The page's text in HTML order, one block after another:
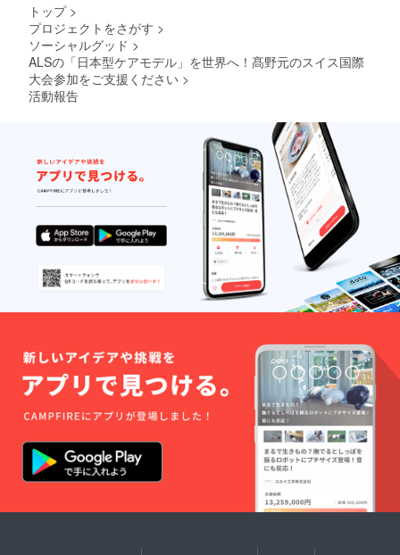
トップ >
プロジェクトをさがす >
ソーシャルグッド >
ALSの「日本型ケアモデル」を世界へ！髙野元のスイス国際
大会参加をご支援ください >
活動報告